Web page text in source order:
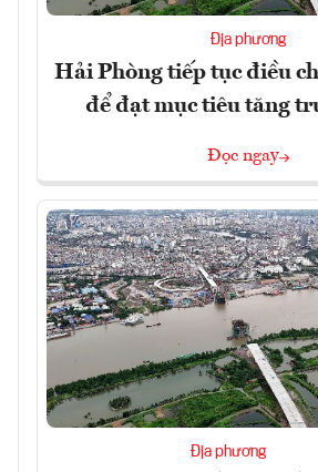
Địa phương
Hải Phòng tiếp tục điều
để đạt mục tiêu tăng
Đọc ngay
Địa phương